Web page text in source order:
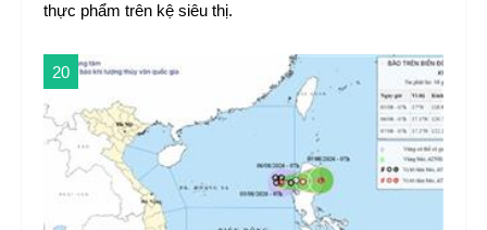
thực phẩm trên kệ siêu thị.
20